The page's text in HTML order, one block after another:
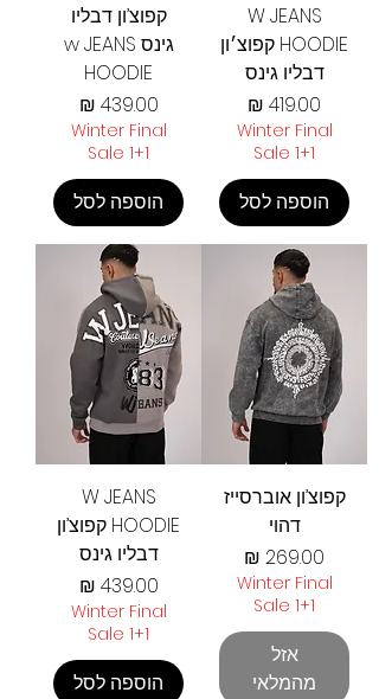
W JEANS
HOODIE קפוצ׳ון
דבליו גינס
מחיר
Winter Final
Sale 1+1
הוספה לסל
קפוצ’ון דבליו
גינס w JEANS
HOODIE
מחיר
Winter Final
Sale 1+1
הוספה לסל
קפוצ’ון אוברסייז
דהוי
מחיר
Winter Final
Sale 1+1
אזל
מהמלאי
W JEANS
HOODIE קפוצ’ון
דבליו גינס
מחיר
Winter Final
Sale 1+1
הוספה לסל